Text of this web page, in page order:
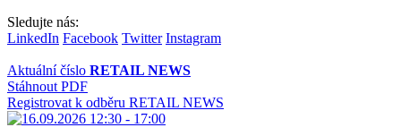
Sledujte nás:
LinkedIn Facebook Twitter Instagram
Aktuální číslo RETAIL NEWS
Stáhnout PDF
Registrovat k odběru RETAIL NEWS